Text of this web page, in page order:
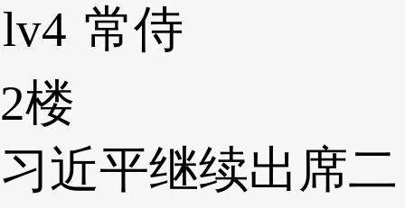
lv4 常侍
2楼
习近平继续出席二